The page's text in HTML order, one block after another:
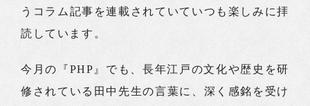
うコラム記事を連載されていていつも楽しみに拝
読しています。
今月の『PHP』でも、長年江戸の文化や歴史を研
修されている田中先生の言葉に、深く感銘を受け